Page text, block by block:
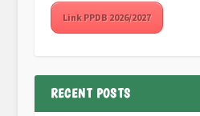
Link PPDB 2026/2027
RECENT POSTS